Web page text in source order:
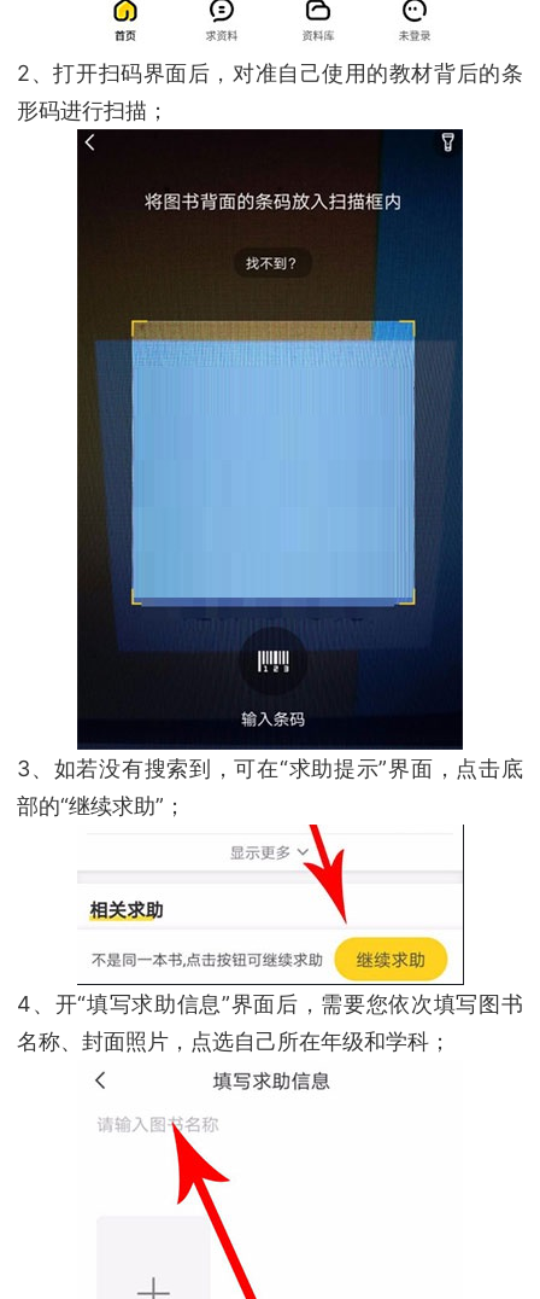
2、打开扫码界面后，对准自己使用的教材背后的条
形码进行扫描；
3、如若没有搜索到，可在“求助提示”界面，点击底
部的“继续求助”；
4、开“填写求助信息”界面后，需要您依次填写图书
名称、封面照片，点选自己所在年级和学科；